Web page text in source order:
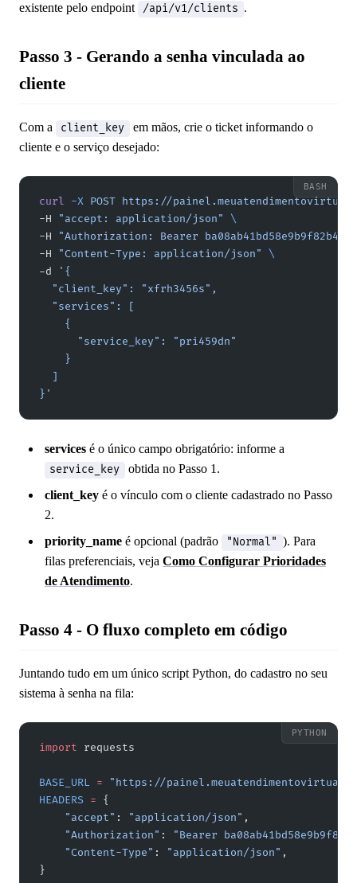
existente pelo endpoint /api/v1/clients .
Passo 3 - Gerando a senha vinculada ao
cliente
Com a client_key
em mãos, crie o ticket informando o
cliente e o serviço desejado:
curl -X POST https://
-H
"accept: application/json"
\
-H
"Authorization: Bearer
-H
"Content-Type: application/json"
\
-d
'{
  "client_key": "xfrh3456s",
  "services": [
    {
      "service_key": "pri459dn"
    }
  ]
}'
services é o único campo obrigatório: informe a
service_key
obtida no Passo 1.
client_key é o vínculo com o cliente cadastrado no Passo
2.
priority_name é opcional (padrão "Normal" ). Para
filas preferenciais, veja Como Configurar Prioridades
de Atendimento.
Passo 4 - O fluxo completo em código
Juntando tudo em um único script Python, do cadastro no seu
sistema à senha na fila:
import requests
BASE_URL = "https://
HEADERS = {
    "accept"
: "application/json" ,
    "Authorization"
:
"Bearer
    "Content-Type"
: "application/json" ,
}